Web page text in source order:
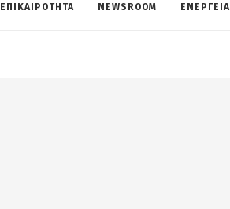
ΕΠΙΚΑΙΡΟΤΗΤΑ NEWSROOM ΕΝΕΡΓΕΙΑ